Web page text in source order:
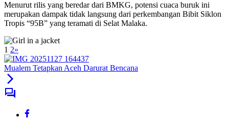
Menurut rilis yang beredar dari BMKG, potensi cuaca buruk ini
merupakan dampak tidak langsung dari perkembangan Bibit Siklon
Tropis “95B” yang teramati di Selat Malaka.
1 2»
Mualem Tetapkan Aceh Darurat Bencana